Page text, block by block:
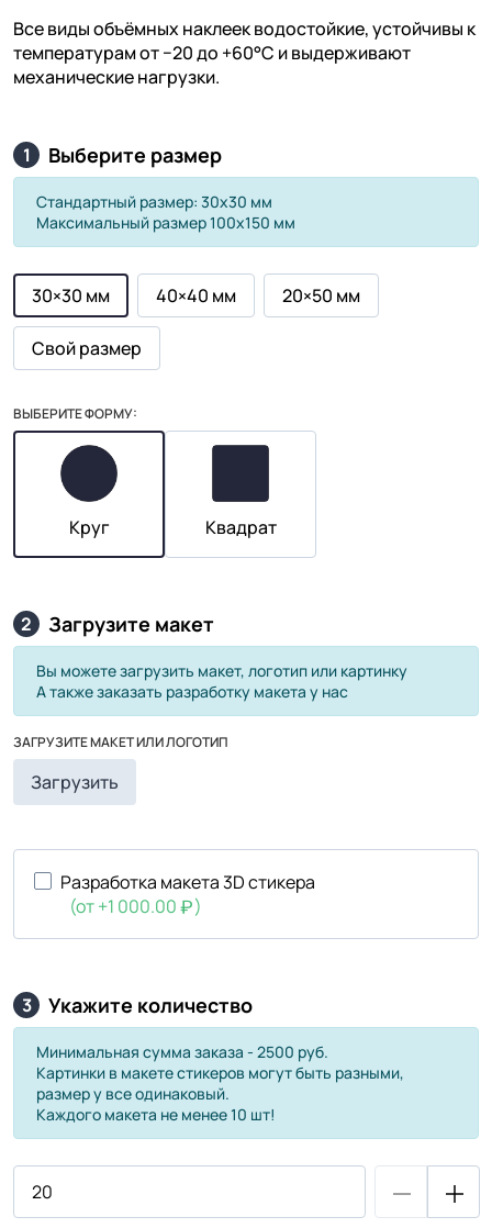
Все виды объёмных наклеек водостойкие, устойчивы к
температурам от −20 до +60°C и выдерживают
механические нагрузки.
1 Выберите размер
Стандартный размер: 30х30 мм
Максимальный размер 100х150 мм
30×30 мм 40×40 мм 20×50 мм
Свой размер
ВЫБЕРИТЕ ФОРМУ:
Круг Квадрат
2 Загрузите макет
Вы можете загрузить макет, логотип или картинку
А также заказать разработку макета у нас
ЗАГРУЗИТЕ МАКЕТ ИЛИ ЛОГОТИП
Загрузить
Разработка макета 3D стикера
(от +1 000.00
)
3 Укажите количество
Минимальная сумма заказа - 2500 руб.
Картинки в макете стикеров могут быть разными,
размер у все одинаковый.
Каждого макета не менее 10 шт!